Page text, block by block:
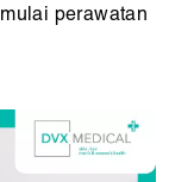
perawatan